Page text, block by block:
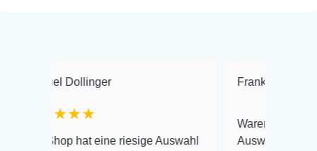
hat eine riesige Auswahl
Frank Hackmayer
Warenanlieferung Top und
Auswahl plus